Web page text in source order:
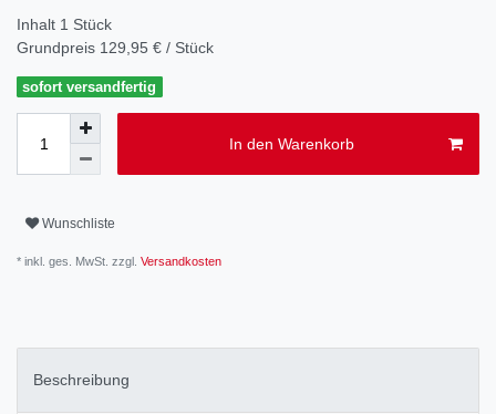
Inhalt 1 Stück
Grundpreis 129,95 € / Stück
sofort versandfertig
In den Warenkorb
Wunschliste
* inkl. ges. MwSt. zzgl. Versandkosten
Beschreibung